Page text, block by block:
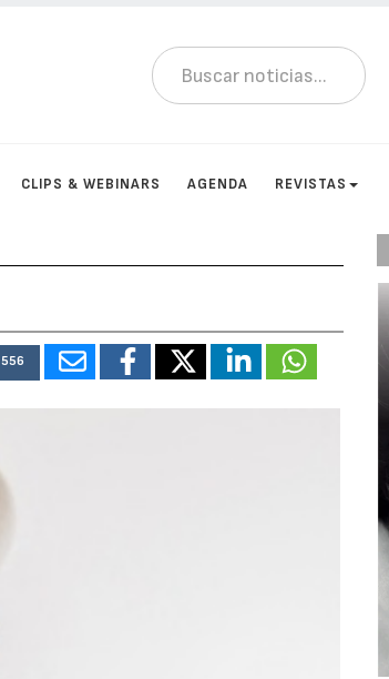
CLIPS & WEBINARS AGENDA REVISTAS
556